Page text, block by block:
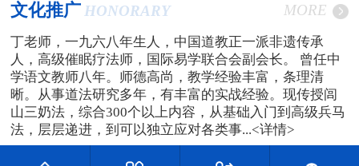
文化推广 HONORARY MORE
丁老师，一九六八年生人，中国道教正一派非遗传承
人，高级催眠疗法师，国际易学联合会副会长。 曾任中
学语文教师八年。师德高尚，教学经验丰富，条理清
晰。从事道法研究多年，有丰富的实战经验。现传授闾
山三奶法，综合300个以上内容，从基础入门到高级兵马
法，层层递进，到可以独立应对各类事...<详情>